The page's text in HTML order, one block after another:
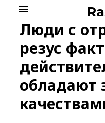
content
menu
Люди с
резус
обладают